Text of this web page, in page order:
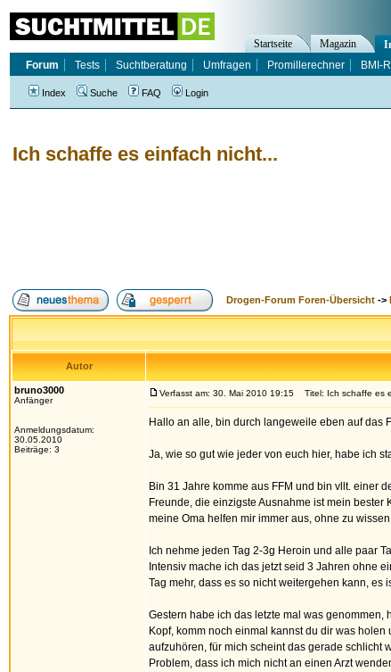
Ich schaffe es einfach nicht...
Drogen-Forum Foren-Übersicht ->
Autor
bruno3000
Anfänger
Anmeldungsdatum:
30.05.2010
Beiträge: 3
Verfasst am: 30. Mai 2010 19:15 Titel: Ich schaffe es
Hallo an alle, bin durch langeweile eben auf das
Ja, wie so gut wie jeder von euch hier, habe ich
Bin 31 Jahre komme aus FFM und bin vllt. einer
Freunde, die einzigste Ausnahme ist mein
meine Oma helfen mir immer aus, ohne zu
Ich nehme jeden Tag 2-3g Heroin und alle paar
Intensiv mache ich das jetzt seid 3 Jahren ohne
Tag mehr, dass es so nicht weitergehen kann,
Gestern habe ich das letzte mal was
Kopf, komm noch einmal kannst du dir was
aufzuhören, für mich scheint das gerade schlicht
Problem, dass ich mich nicht an einen Arzt
Startseite Magazin
Forum
Tests Suchtberatung Umfragen Promillerechner BMI-
Index Suche FAQ Login